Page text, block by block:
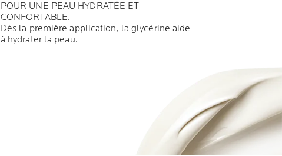
POUR UNE PEAU HYDRATÉE ET
CONFORTABLE.
Dès la première application, la glycérine aide
à hydrater la peau.